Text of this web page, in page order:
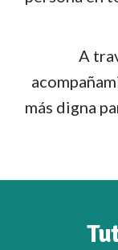
A
más digna